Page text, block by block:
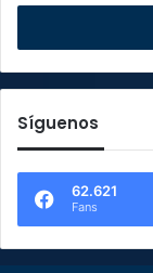
Síguenos
62.621
Fans